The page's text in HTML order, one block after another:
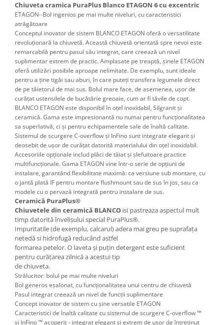
Chiuveta cramica PuraPlus Blanco ETAGON 6 cu excentric
ETAGON--Bol ingenios pe mai multe niveluri, cu caracteristici
atrăgătoare
Conceptul inovator de sistem BLANCO ETAGON oferă o versatilitate
revoluționară la chiuvetă. Această chiuvetă orientată spre nevoi este
remarcabilă pentru pasul său integrat, care creează un nivel
suplimentar extrem de practic. Amplasate pe treaptă, șinele ETAGON
oferă utilizări posibile aproape nelimitate. De exemplu, sunt ideale
pentru a ține tigăi sau aburi, în care puteți transfera legumele direct
de pe tăietorul de mai sus. Bolul mare face, de asemenea, ușor de
curățat ustensilele de bucătărie greoaie, cum ar fi tăvile de copt.
BLANCO ETAGON este disponibil în oțel inoxidabil, Silgranit și
ceramică. Gama este impresionantă nu numai pentru funcționalitatea
sa superlativă, ci și pentru echipamentele sale de înaltă calitate.
Sistemul de scurgere C-overflow și InFino sunt integrate elegant și
deosebit de ușor de curățat datorită materialului din oțel inoxidabil.
Accesoriile opționale includ plăci de tăiat și șlefuitoare practice
multifuncționale. Gama ETAGON vine într-o serie de opțiuni de
instalare, garantând flexibilitate maximă: ca versiune sub montare, cu
o jantă plată IF pentru montare flushmount sau de sus în jos, sau ca
modele cu o pervază integrată pentru instalare de sus.
Ceramică PuraPlus®
Chiuvetele din ceramică BLANCO isi pastreaza aspectul mult
timp datorită învelișului special PuraPlus®.
Impuritatile (de exemplu, calcarul) adera mai greu pe suprafața
netedă si hidrofugă reducând astfel
formarea petelor. O laveta și puțin detergent este suficient
pentru curățarea zilnică a acestui tip
de chiuveta.
Strălucitor: bolul pe mai multe niveluri
Bol generos eșalonat, cu funcționalitatea unui centru de chiuvetă
Pasul integrat creează un nivel de funcții suplimentare
Concept inovator de sistem cu șine versatile ETAGON
Caracteristici de înaltă calitate cu sistemul de scurgere C-overflow ™
și InFino ™ acoperit - integrat elegant și extrem de ușor de întreținut